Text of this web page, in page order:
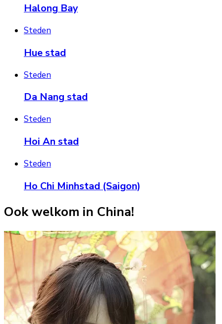
Halong Bay
Steden
Hue stad
Steden
Da Nang stad
Steden
Hoi An stad
Steden
Ho Chi Minhstad (Saigon)
Ook welkom in China!